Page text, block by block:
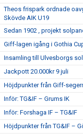
Theos frispark ordnade
Skövde AIK U19
Sedan 1902 , projekt
Giff-lagen igång i Gothia
Insamling till Ulvesborgs
Jackpott 20.000kr 9 juli
Höjdpunkter från Giff-
Inför: TG&IF – Grums IK
Inför: Forshaga IF – TG&IF
Höjdpunkter från TG&IF –